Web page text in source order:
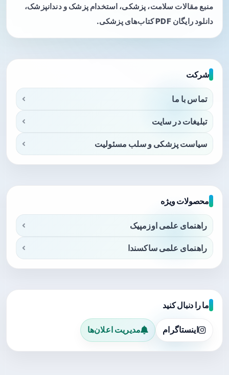
منبع مقالات سلامت، پزشکی، استخدام پزشک و دندانپزشک،
دانلود رایگان PDF کتاب‌های پزشکی.
شرکت
تماس با ما
تبلیغات در سایت
سیاست پزشکی و سلب مسئولیت
محصولات ویژه
راهنمای علمی اوزمپیک
راهنمای علمی ساکسندا
ما را دنبال کنید
اینستاگرام مدیریت اعلان‌ها